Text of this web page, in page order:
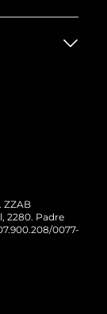
ZZAB
2280. Padre
0077-